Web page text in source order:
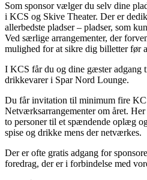
Som sponsor vælger du selv dine
i KCS og Skive Theater. Der er
allerbedste pladser – pladser, som
Ved særlige arrangementer, der
mulighed for at sikre dig billetter før
I KCS får du og dine gæster adgang
drikkevarer i Spar Nord Lounge.
Du får invitation til minimum fire
Netværksarrangementer om året.
to personer til et spændende oplæg
spise og drikke mens der netværkes.
Der er ofte gratis adgang for
foredrag, der er i forbindelse med